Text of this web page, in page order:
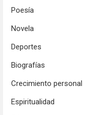
Poesía
Novela
Deportes
Biografías
Crecimiento personal
Espiritualidad